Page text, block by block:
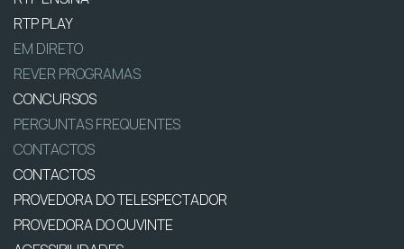
RTP PLAY
EM DIRETO
REVER PROGRAMAS
CONCURSOS
PERGUNTAS FREQUENTES
CONTACTOS
CONTACTOS
PROVEDORA DO TELESPECTADOR
PROVEDORA DO OUVINTE